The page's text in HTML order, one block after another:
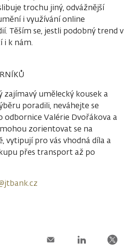
trochu jiný, odvážnější
i využívání online
Těším se, jestli podobný trend v
i k nám.
umělecký kousek a
poradili, neváhejte se
odbornice Valérie Dvořákova a
zorientovat se na
vytipují pro vás vhodná díla a
přes transport až po